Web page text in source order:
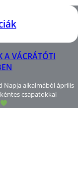
A VÁCRÁTÓTI
Napja alkalmából április
csapatokkal